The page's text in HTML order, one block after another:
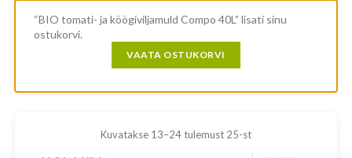
“BIO tomati- ja köögiviljamuld Compo 40L” lisati sinu
ostukorvi.
VAATA OSTUKORVI
Kuvatakse 13–24 tulemust 25-st